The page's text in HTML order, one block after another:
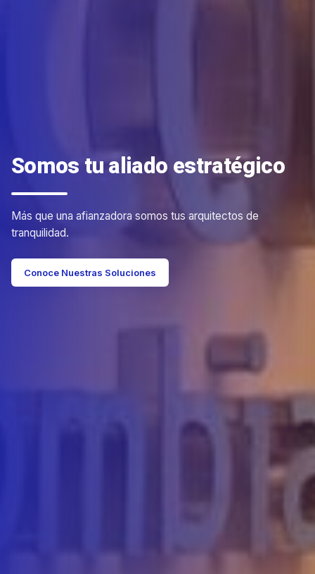
Somos tu aliado estratégico
Más que una afianzadora somos tus arquitectos de
tranquilidad.
Conoce Nuestras Soluciones